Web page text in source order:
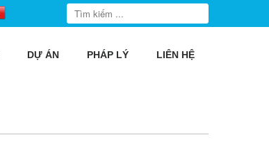
DỰ ÁN PHÁP LÝ LIÊN HỆ